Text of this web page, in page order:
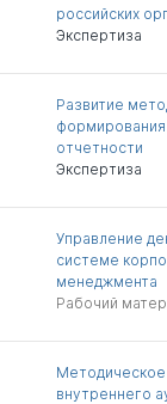
российских
Экспертиза
Развитие
отчетности
Экспертиза
Управление
системе
менеджмента
Рабочий
внутреннего